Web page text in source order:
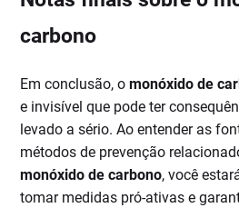
carbono
Em conclusão, omonóxido de
e invisível que pode ter
levado a sério. Ao entender as
métodos de prevenção
monóxido de carbono, você
tomar medidas pró-ativas e